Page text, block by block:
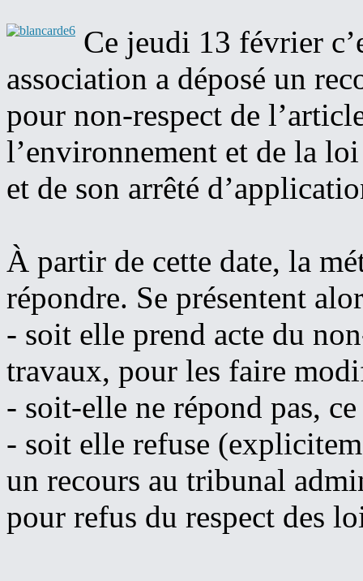
Ce jeudi 13 février
association a déposé un
pour non-respect de
l’environnement et de la
et de son arrêté
À partir de cette date, la
répondre. Se présentent
- soit elle prend acte du
travaux, pour les faire
- soit-elle ne répond pas,
- soit elle refuse
un recours au tribunal
pour refus du respect des